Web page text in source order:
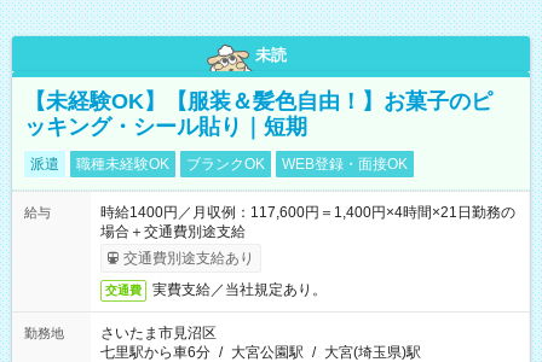
未読
【未経験OK】【服装＆髪色自由！】お菓子のピ
ッキング・シール貼り｜短期
派遣 職種未経験OK ブランクOK WEB登録・面接OK
給与
時給1400円／月収例：117,600円＝1,400円×4時間×21日勤務の
場合＋交通費別途支給
交通費別途支給あり
交通費 実費支給／当社規定あり。
勤務地
さいたま市見沼区
七里駅から車6分 / 大宮公園駅 / 大宮(埼玉県)駅